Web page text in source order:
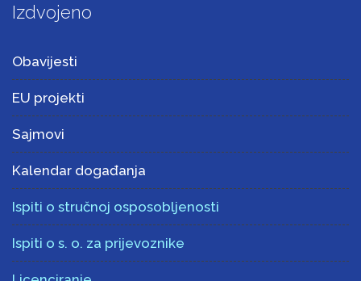
Izdvojeno
Obavijesti
EU projekti
Sajmovi
Kalendar događanja
Ispiti o stručnoj osposobljenosti
Ispiti o s. o. za prijevoznike